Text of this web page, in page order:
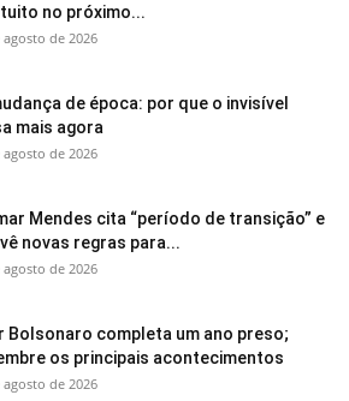
no próximo...
agosto de 2026
de época: por que o invisível
mais agora
agosto de 2026
Mendes cita “período de transição” e
novas regras para...
agosto de 2026
Bolsonaro completa um ano preso;
os principais acontecimentos
agosto de 2026